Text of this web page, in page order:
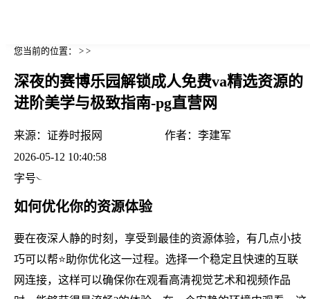
您当前的位置： > >
深夜的赛博乐园解锁成人免费va精选资源的
进阶美学与极致指南-pg直营网
来源： 证券时报网 作者： 李建军
2026-05-12 10:40:58
字号
如何优化你的资源体验
要在夜深人静的时刻，享受到最佳的资源体验，有几点小技
巧可以帮⭐助你优化这一过程。选择一个稳定且快速的互联
网连接，这样可以确保你在观看高清视觉艺术和视频作品